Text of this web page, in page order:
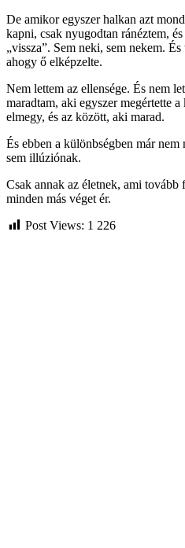
De amikor egyszer halkan azt
kapni, csak nyugodtan ránéztem,
„vissza”. Sem neki, sem nekem.
ahogy ő elképzelte.
Nem lettem az ellensége. És nem
maradtam, aki egyszer megértette
elmegy, és az között, aki marad.
És ebben a különbségben már nem
sem illúziónak.
Csak annak az életnek, ami
minden más véget ér.
Post Views: 1 226